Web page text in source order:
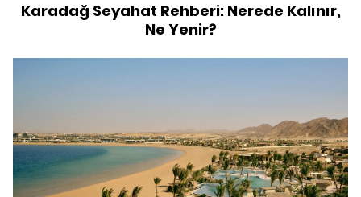
Karadağ Seyahat Rehberi: Nerede Kalınır,
Ne Yenir?